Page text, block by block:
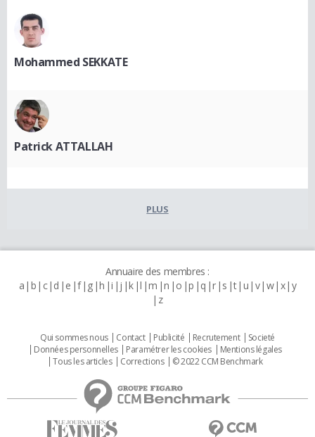
Mohammed SEKKATE
Patrick ATTALLAH
PLUS
Annuaire des membres :
a b c d e f g h i j k l m n o p q r s t u v w x y
z
Qui sommes nous Contact Publicité Recrutement
Societé
Données personnelles
Paramétrer les cookies
Mentions légales
Tous les articles
Corrections © 2022 CCM Benchmark